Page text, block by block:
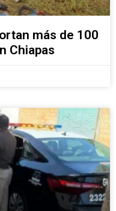
más de 100
Chiapas